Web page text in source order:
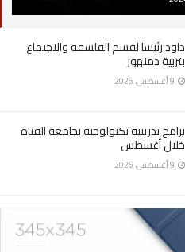
داود رئيسا لقسم الفلسفة والاجتماع
بتربية دمنهور
برامج تدريبية تكنولوجية بجامعة القناة
خلال أغسطس